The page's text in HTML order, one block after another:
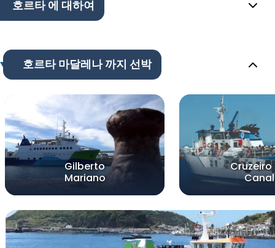
호르타 에 대하여
호르타 마달레나 까지 선박
Gilberto
Mariano
Cruzeiro
Canal